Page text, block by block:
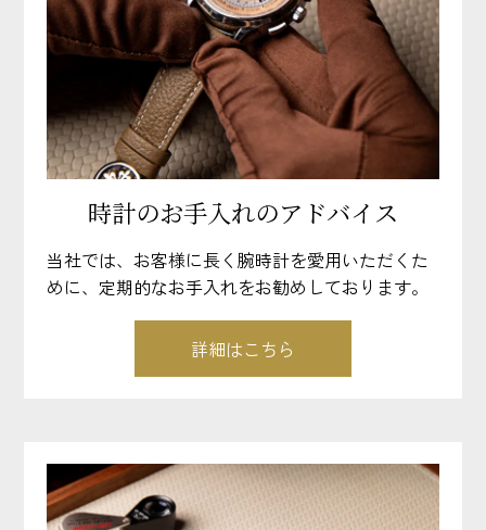
時計のお手入れのアドバイス
当社では、お客様に長く腕時計を愛用いただくた
めに、定期的なお手入れをお勧めしております。
詳細はこちら